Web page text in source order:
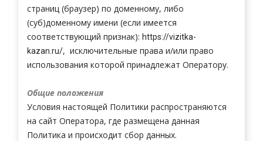
страниц (браузер) по доменному, либо
(суб)доменному имени (если имеется
соответствующий признак): https://vizitka-
kazan.ru/, исключительные права и/или право
использования которой принадлежат Оператору.
Общие положения
Условия настоящей Политики распространяются
на сайт Оператора, где размещена данная
Политика и происходит сбор данных.